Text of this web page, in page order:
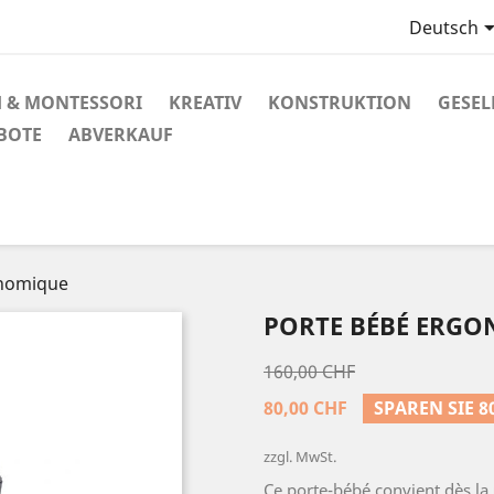
Deutsch
& MONTESSORI KREATIV KONSTRUKTION
ABVERKAUF
PORTE BÉBÉ
160,00 CHF
80,00 CHF
SPAREN SIE
zzgl. MwSt.
Ce porte-bébé convient dès